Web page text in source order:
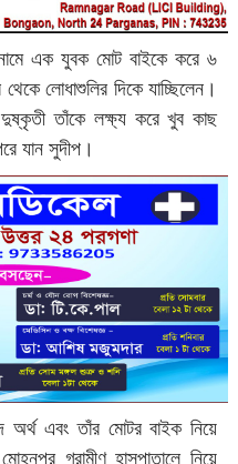
এক যুবক মোট বাইকে করে ৬
লোধাশুলির দিকে যাচ্ছিলেন।
দুষ্কৃতী তাঁকে লক্ষ্য করে খুব কাছ
যান সুদীপ।
অর্থ এবং তাঁর মোটর বাইক নিয়ে
গ্রামীণ হাসপাতালে নিয়ে